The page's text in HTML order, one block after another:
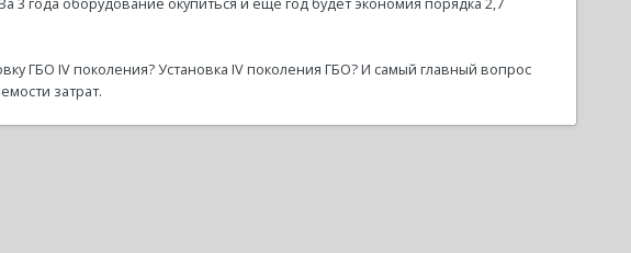
3 года оборудование окупиться и еще год будет экономия порядка 2,7
ГБО IV поколения? Установка IV поколения ГБО? И самый главный вопрос
затрат.